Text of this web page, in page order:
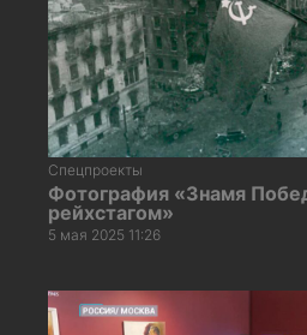
Спецпроекты
Фотография «Знамя
рейхстагом»
5 мая 2025 11:26